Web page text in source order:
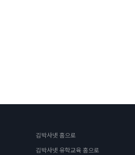
김박사넷 홈으로
김박사넷 유학교육 홈으로